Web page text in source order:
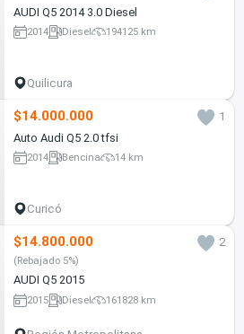
AUDI Q5 2014 3.0 Diesel
2014 Diesel 194125 km
Quilicura
$14.000.000
1
Auto Audi Q5 2.0 tfsi
2014 Bencina 14 km
Curicó
$14.800.000 2
(Rebajado 5%)
AUDI Q5 2015
2015 Diesel 161828 km